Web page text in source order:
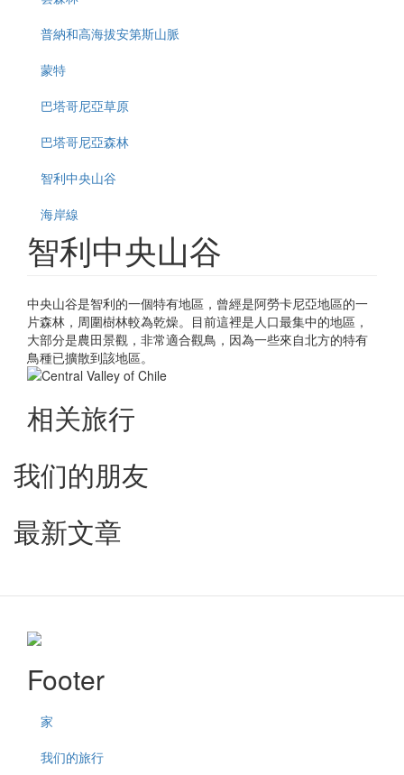
普納和高海拔安第斯山脈
蒙特
巴塔哥尼亞草原
巴塔哥尼亞森林
智利中央山谷
海岸線
智利中央山谷
中央山谷是智利的一個特有地區，曾經是阿勞卡尼亞地區的一
片森林，周圍樹林較為乾燥。目前這裡是人口最集中的地區，
大部分是農田景觀，非常適合觀鳥，因為一些來自北方的特有
鳥種已擴散到該地區。
相关旅行
我们的朋友
最新文章
Footer
家
我们的旅行